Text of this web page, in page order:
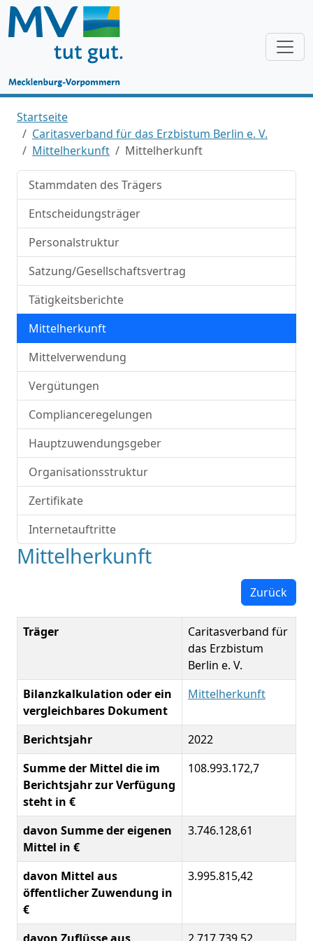
Startseite
Caritasverband für das Erzbistum Berlin e. V.
Mittelherkunft
Mittelherkunft
Stammdaten des Trägers
Entscheidungsträger
Personalstruktur
Satzung/Gesellschaftsvertrag
Tätigkeitsberichte
Mittelherkunft
Mittelverwendung
Vergütungen
Complianceregelungen
Hauptzuwendungsgeber
Organisationsstruktur
Zertifikate
Internetauftritte
Mittelherkunft
Zurück
Träger
Caritasverband für
das Erzbistum
Berlin e. V.
Bilanzkalkulation oder ein
vergleichbares Dokument
Mittelherkunft
Berichtsjahr
2022
Summe der Mittel die im
Berichtsjahr zur Verfügung
steht in €
108.993.172,7
davon Summe der eigenen
Mittel in €
3.746.128,61
davon Mittel aus
öffentlicher Zuwendung in
€
3.995.815,42